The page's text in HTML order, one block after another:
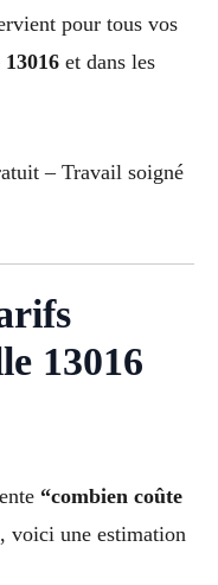
pour tous vos
et dans les
– Travail soigné
13016
“combien coûte
, voici une estimation